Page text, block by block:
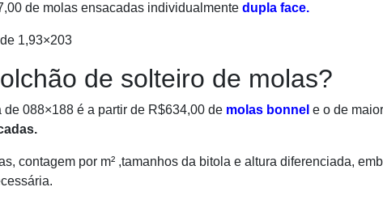
de molas ensacadas individualmente dupla face.
de 1,93×203
de solteiro de molas?
088×188 é a partir de R$634,00 de molas bonnel e o de
contagem por m² ,tamanhos da bitola e altura diferenciada,